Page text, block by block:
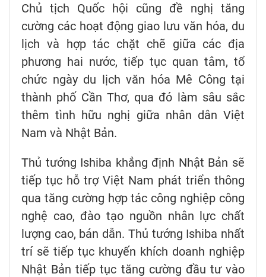
Chủ tịch Quốc hội cũng đề nghị tăng
cường các hoạt động giao lưu văn hóa, du
lịch và hợp tác chặt chẽ giữa các địa
phương hai nước, tiếp tục quan tâm, tổ
chức ngày du lịch văn hóa Mê Công tại
thành phố Cần Thơ, qua đó làm sâu sắc
thêm tình hữu nghị giữa nhân dân Việt
Nam và Nhật Bản.
Thủ tướng Ishiba khẳng định Nhật Bản sẽ
tiếp tục hỗ trợ Việt Nam phát triển thông
qua tăng cường hợp tác công nghiệp công
nghệ cao, đào tạo nguồn nhân lực chất
lượng cao, bán dẫn. Thủ tướng Ishiba nhất
trí sẽ tiếp tục khuyến khích doanh nghiệp
Nhật Bản tiếp tục tăng cường đầu tư vào